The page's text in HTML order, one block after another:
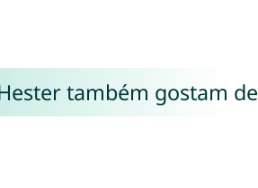
também gostam de